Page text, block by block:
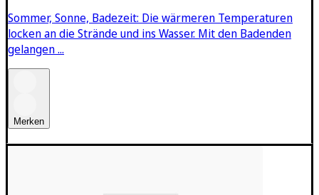
Sommer, Sonne, Badezeit: Die wärmeren Temperaturen
locken an die Strände und ins Wasser. Mit den Badenden
gelangen ...
Merken